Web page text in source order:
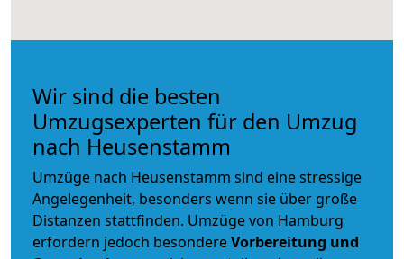
Wir sind die besten
Umzugsexperten für den Umzug
nach Heusenstamm
Umzüge nach Heusenstamm sind eine stressige
Angelegenheit, besonders wenn sie über große
Distanzen stattfinden. Umzüge von Hamburg
erfordern jedoch besondereVorbereitung und